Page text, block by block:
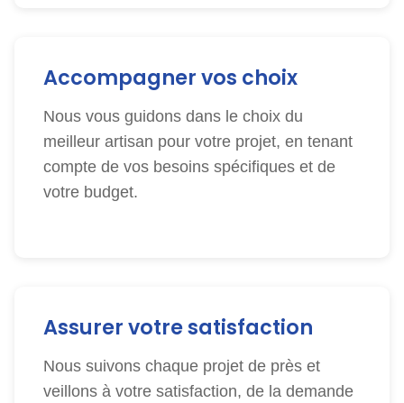
Accompagner vos choix
Nous vous guidons dans le choix du
meilleur artisan pour votre projet, en tenant
compte de vos besoins spécifiques et de
votre budget.
Assurer votre satisfaction
Nous suivons chaque projet de près et
veillons à votre satisfaction, de la demande